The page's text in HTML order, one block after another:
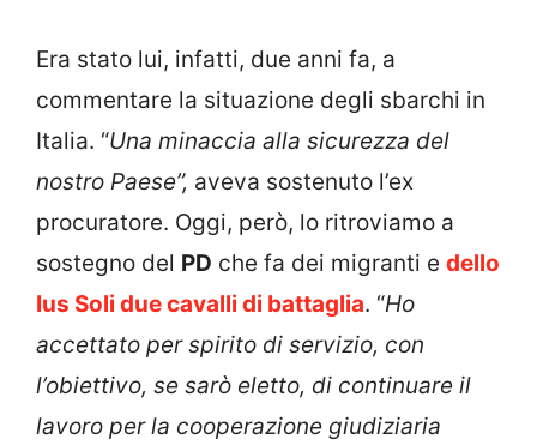
Era stato lui, infatti, due anni fa, a
commentare la situazione degli sbarchi in
Italia. “Una minaccia alla sicurezza del
nostro Paese”, aveva sostenuto l’ex
procuratore. Oggi, però, lo ritroviamo a
sostegno del PD che fa dei migranti e dello
Ius Soli due cavalli di battaglia. “Ho
accettato per spirito di servizio, con
l’obiettivo, se sarò eletto, di continuare il
lavoro per la cooperazione giudiziaria